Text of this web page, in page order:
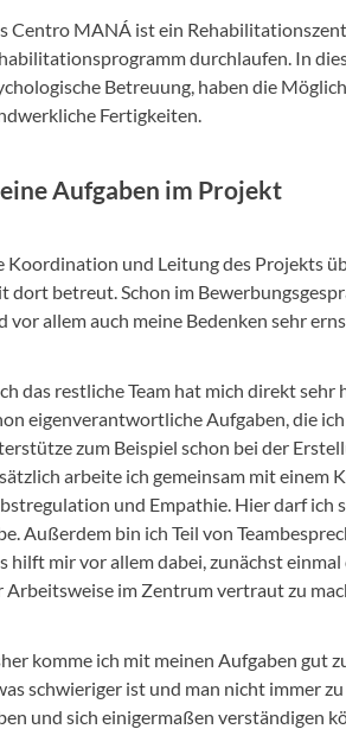
Centro MANÁ ist ein
durchlaufen. In
Betreuung, haben die
Fertigkeiten.
Aufgaben im Projekt
Koordination und Leitung des Projekts
dort betreut. Schon im
vor allem auch meine Bedenken sehr
das restliche Team hat mich direkt
eigenverantwortliche Aufgaben, die
zum Beispiel schon bei der
arbeite ich gemeinsam mit einem
und Empathie. Hier darf ich
Außerdem bin ich Teil von
hilft mir vor allem dabei, zunächst
Arbeitsweise im Zentrum vertraut zu
komme ich mit meinen Aufgaben gut
schwieriger ist und man nicht immer
und sich einigermaßen verständigen